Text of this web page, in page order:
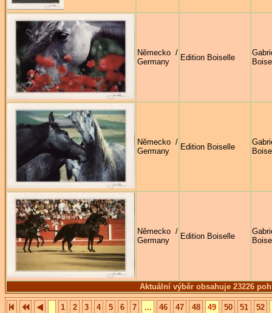
Aktuální výběr obsahuje 23226
Německo /
Germany
Edition Boiselle
Německo /
Germany
Edition Boiselle
Německo /
Germany
Edition Boiselle
1 2 3 4 5 6 7 ... 46 47 48 49 50 51 52